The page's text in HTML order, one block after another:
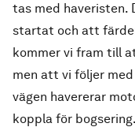
tas med haveristen.
startat och att
kommer vi fram till
men att vi följer
vägen havererar
koppla för